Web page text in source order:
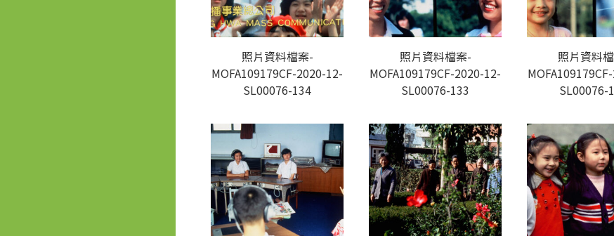
照片資料檔案-
MOFA109179CF-2020-12-
SL00076-134
照片資料檔案-
MOFA109179CF-2020-12-
SL00076-133
照片資料
SL00076-